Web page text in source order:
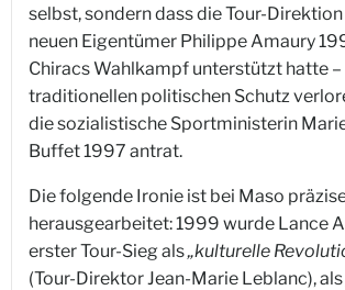
selbst, sondern dass die Tour-
neuen Eigentümer Philippe Amaury
Chiracs Wahlkampf unterstützt hatte
traditionellen politischen Schutz
die sozialistische Sportministerin
Buffet 1997 antrat.
Die folgende Ironie ist bei Maso
herausgearbeitet: 1999 wurde Lance
erster Tour-Sieg als„kulturelle
(Tour-Direktor Jean-Marie Leblanc), als